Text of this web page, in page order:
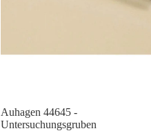
Sale
Auhagen 44645 -
Untersuchungsgruben